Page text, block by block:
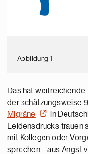
Abbildung 1
Das hat
der schätzungsweise
Migräne
in
Leidensdrucks trauen
mit Kollegen oder
sprechen – aus Angst